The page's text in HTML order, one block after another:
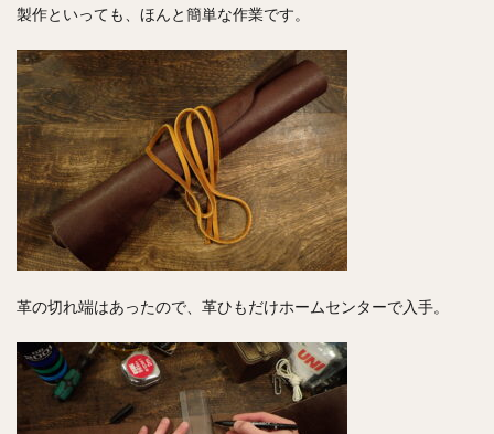
製作といっても、ほんと簡単な作業です。
革の切れ端はあったので、革ひもだけホームセンターで入手。